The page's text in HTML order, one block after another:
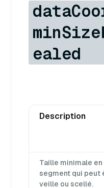
ealed
Description
Taille minimale en
segment qui peut
veille ou scellé.